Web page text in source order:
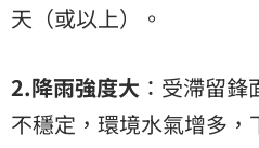
天（或以上）。
2.降雨強度大 ：受滯留
不穩定，環境水氣增多